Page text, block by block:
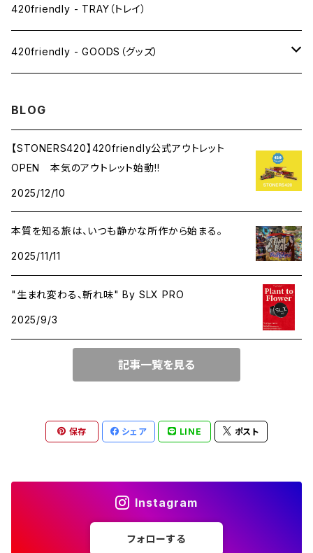
1 1/4サイズ
キングサイズスリム
420friendly - TRAY（トレイ）
420friendly - GOODS（グッズ）
OTHER（その他）
BLOG
【STONERS420】420friendly公式アウトレット
OPEN 本気のアウトレット始動!!
2025/12/10
本質を知る旅は、いつも静かな所作から始まる。
2025/11/11
"生まれ変わる、斬れ味" By SLX PRO
2025/9/3
記事一覧を見る
保存 シェア LINE ポスト
Instagram
フォローする